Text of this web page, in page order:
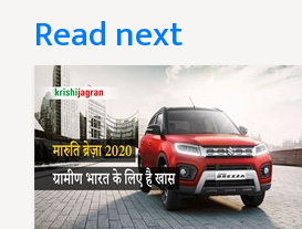
Read next